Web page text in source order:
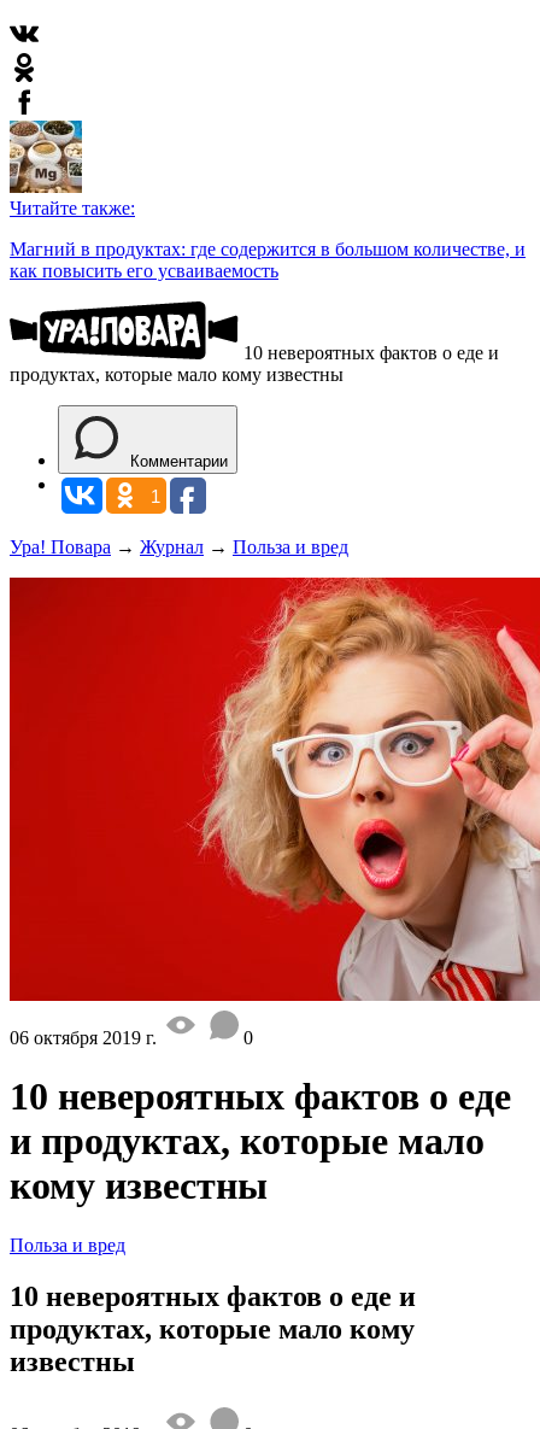
Читайте также:
Магний в продуктах: где содержится в большом количестве, и
как повысить его усваиваемость
10 невероятных фактов о еде и
продуктах, которые мало кому известны
Комментарии
1
Ура! Повара → Журнал → Польза и вред
06 октября 2019 г. 0
10 невероятных фактов о еде
и продуктах, которые мало
кому известны
Польза и вред
10 невероятных фактов о еде и
продуктах, которые мало кому
известны